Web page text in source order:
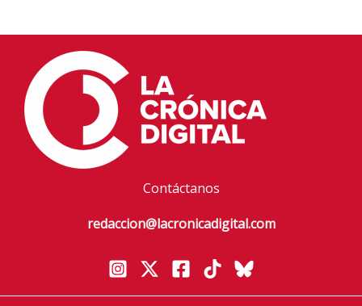
Contáctanos
redaccion@lacronicadigital.com